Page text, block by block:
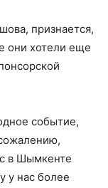
признается,
они хотели еще
событие,
в Шымкенте
у нас более